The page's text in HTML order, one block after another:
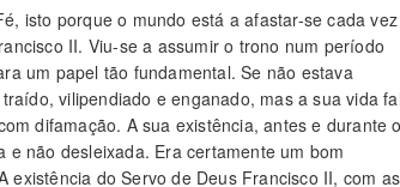
isto porque o mundo está a afastar-se cada vez
II. Viu-se a assumir o trono num período
um papel tão fundamental. Se não estava
vilipendiado e enganado, mas a sua vida
difamação. A sua existência, antes e durante
não desleixada. Era certamente um bom
do Servo de Deus Francisco II, com as